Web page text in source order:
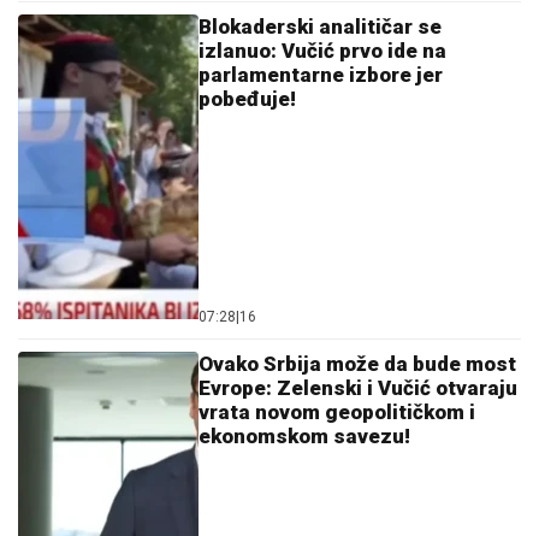
rečenice, pa otkrila: Ne odričemo
se Jasmine Paunović
Trešće se Crna Gora! Knežević
uzdrmati Vladu